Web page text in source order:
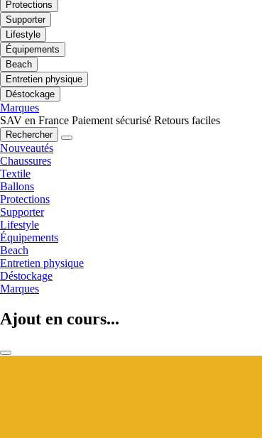
Protections
Supporter
Lifestyle
Équipements
Beach
Entretien physique
Déstockage
Marques
SAV en France Paiement sécurisé Retours faciles
Rechercher
Nouveautés
Chaussures
Textile
Ballons
Protections
Supporter
Lifestyle
Équipements
Beach
Entretien physique
Déstockage
Marques
Ajout en cours...